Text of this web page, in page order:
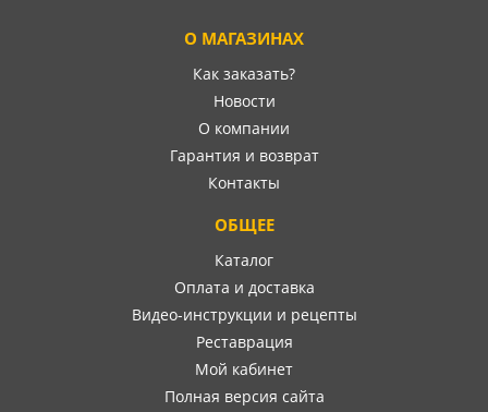
О МАГАЗИНАХ
Как заказать?
Новости
О компании
Гарантия и возврат
Контакты
ОБЩЕЕ
Каталог
Оплата и доставка
Видео-инструкции и рецепты
Реставрация
Мой кабинет
Полная версия сайта